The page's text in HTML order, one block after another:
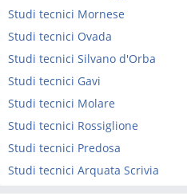
Studi tecnici Mornese
Studi tecnici Ovada
Studi tecnici Silvano d'Orba
Studi tecnici Gavi
Studi tecnici Molare
Studi tecnici Rossiglione
Studi tecnici Predosa
Studi tecnici Arquata Scrivia